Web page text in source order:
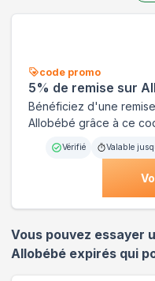
code promo
5% de remise sur
Bénéficiez d'une
Allobébé grâce à ce
Vérifié Valable
Vous pouvez essayer
Allobébé expirés qui